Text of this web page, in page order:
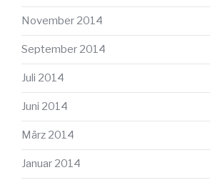
November 2014
September 2014
Juli 2014
Juni 2014
März 2014
Januar 2014